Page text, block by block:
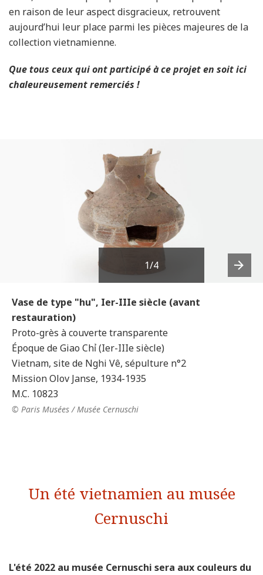
en raison de leur aspect disgracieux, retrouvent
aujourd’hui leur place parmi les pièces majeures de la
collection vietnamienne.
Que tous ceux qui ont participé à ce projet en soit ici
chaleureusement remerciés !
Vase de type "hu", Ier-IIIe siècle (avant
restauration)
Proto-grès à couverte transparente
Époque de Giao Chỉ (Ier-IIIe siècle)
Vietnam, site de Nghi Vê, sépulture n°2
Mission Olov Janse, 1934-1935
M.C. 10823
© Paris Musées / Musée Cernuschi
1/4
Next
Un été vietnamien au musée
Cernuschi
L'été 2022 au musée Cernuschi sera aux couleurs du